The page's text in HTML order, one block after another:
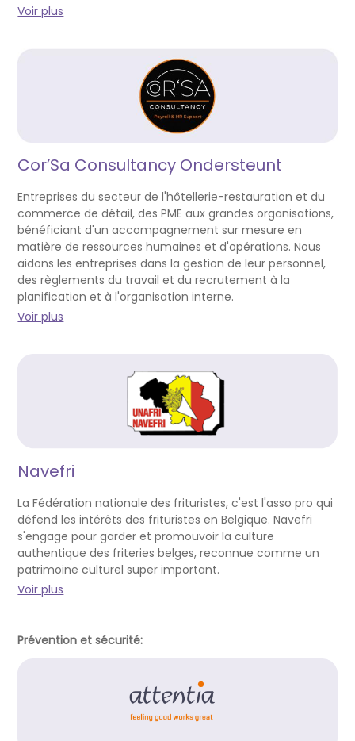
Voir plus
Cor’Sa Consultancy Ondersteunt
Entreprises du secteur de l'hôtellerie-restauration et du
commerce de détail, des PME aux grandes organisations,
bénéficiant d'un accompagnement sur mesure en
matière de ressources humaines et d'opérations. Nous
aidons les entreprises dans la gestion de leur personnel,
des règlements du travail et du recrutement à la
planification et à l'organisation interne.
Voir plus
Navefri
La Fédération nationale des frituristes, c'est l'asso pro qui
défend les intérêts des frituristes en Belgique. Navefri
s'engage pour garder et promouvoir la culture
authentique des friteries belges, reconnue comme un
patrimoine culturel super important.
Voir plus
Prévention et sécurité: